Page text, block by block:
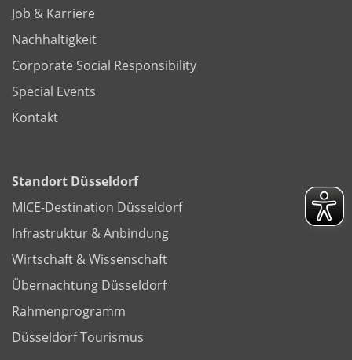
Job & Karriere
Nachhaltigkeit
Corporate Social Responsibility
Special Events
Kontakt
Standort Düsseldorf
MICE-Destination Düsseldorf
Infrastruktur & Anbindung
Wirtschaft & Wissenschaft
Übernachtung Düsseldorf
Rahmenprogramm
Düsseldorf Tourismus